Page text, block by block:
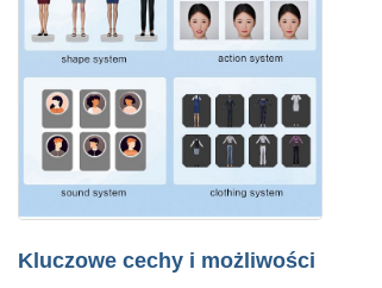
Kluczowe cechy i możliwości